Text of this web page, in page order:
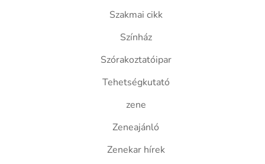
Szakmai cikk
Színház
Szórakoztatóipar
Tehetségkutató
zene
Zeneajánló
Zenekar hírek